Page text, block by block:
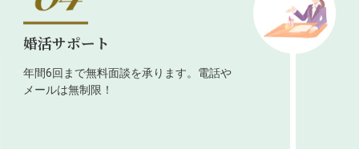
婚活サポート
年間6回まで無料面談を承ります。電話や
メールは無制限！